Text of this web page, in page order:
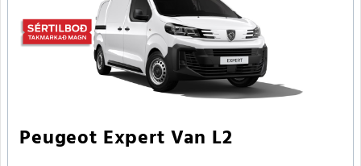
Peugeot Expert Van L2